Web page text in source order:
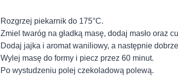
Rozgrzej piekarnik do 175°C.
Zmiel twaróg na gładką masę, dodaj masło oraz
Dodaj jajka i aromat waniliowy, a następnie
Wylej masę do formy i piecz przez 60 minut.
Po wystudzeniu polej czekoladową polewą.